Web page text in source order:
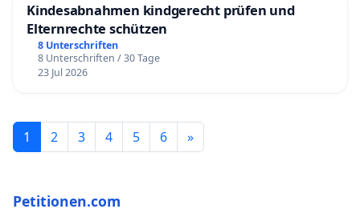
Kindesabnahmen kindgerecht prüfen und
Elternrechte schützen
8 Unterschriften
8 Unterschriften / 30 Tage
23 Jul 2026
1 2 3 4 5 6 »
Petitionen.com